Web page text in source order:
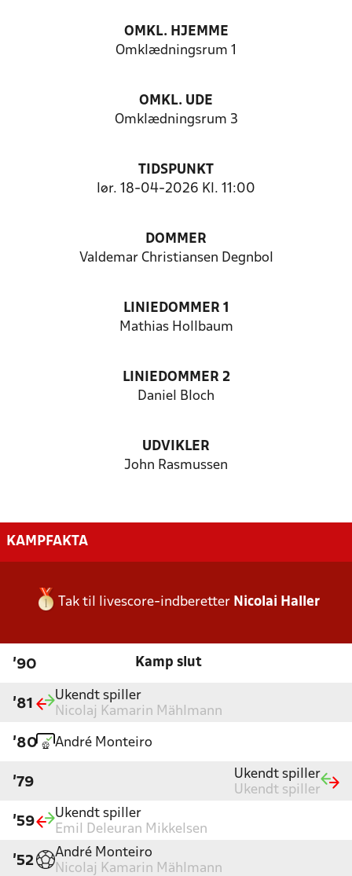
OMKL. HJEMME
Omklædningsrum 1
OMKL. UDE
Omklædningsrum 3
TIDSPUNKT
lør. 18-04-2026 Kl. 11:00
DOMMER
Valdemar Christiansen Degnbol
LINIEDOMMER 1
Mathias Hollbaum
LINIEDOMMER 2
Daniel Bloch
UDVIKLER
John Rasmussen
KAMPFAKTA
Tak til livescore-indberetter Nicolai Haller
'90 Kamp slut
'81
Ukendt spiller
Nicolaj Kamarin Mählmann
'80 André Monteiro
'79
Ukendt spiller
Ukendt spiller
'59
Ukendt spiller
Emil Deleuran Mikkelsen
'52
André Monteiro
Nicolaj Kamarin Mählmann